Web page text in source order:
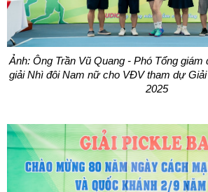
Ảnh: Ông Trần Vũ Quang - Phó Tổng giám
giải Nhì đôi Nam nữ cho VĐV tham dự
2025